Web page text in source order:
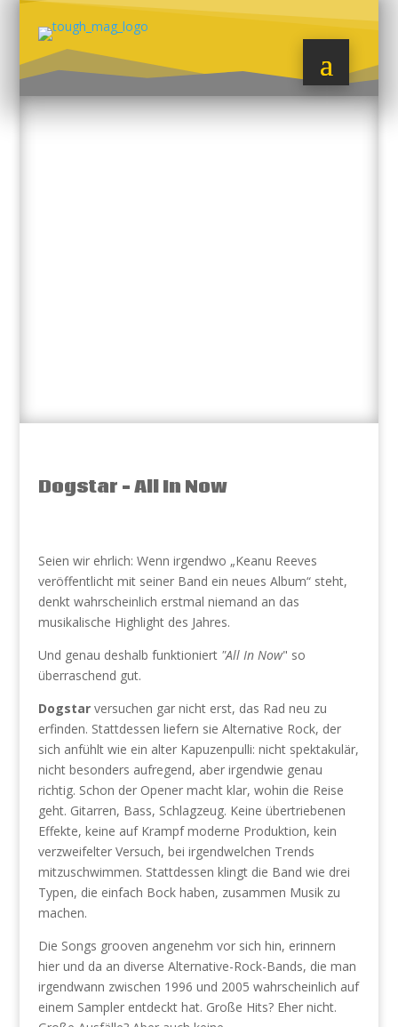
Dogstar – All In Now
Seien wir ehrlich: Wenn irgendwo „Keanu Reeves
veröffentlicht mit seiner Band ein neues Album“ steht,
denkt wahrscheinlich erstmal niemand an das
musikalische Highlight des Jahres.
Und genau deshalb funktioniert "All In Now" so
überraschend gut.
Dogstarversuchen gar nicht erst, das Rad neu zu
erfinden. Stattdessen liefern sie Alternative Rock, der
sich anfühlt wie ein alter Kapuzenpulli: nicht spektakulär,
nicht besonders aufregend, aber irgendwie genau
richtig. Schon der Opener macht klar, wohin die Reise
geht. Gitarren, Bass, Schlagzeug. Keine übertriebenen
Effekte, keine auf Krampf moderne Produktion, kein
verzweifelter Versuch, bei irgendwelchen Trends
mitzuschwimmen. Stattdessen klingt die Band wie drei
Typen, die einfach Bock haben, zusammen Musik zu
machen.
Die Songs grooven angenehm vor sich hin, erinnern
hier und da an diverse Alternative-Rock-Bands, die man
irgendwann zwischen 1996 und 2005 wahrscheinlich auf
einem Sampler entdeckt hat. Große Hits? Eher nicht.